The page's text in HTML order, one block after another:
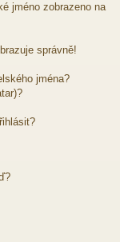
jméno zobrazeno na
správně!
jména?